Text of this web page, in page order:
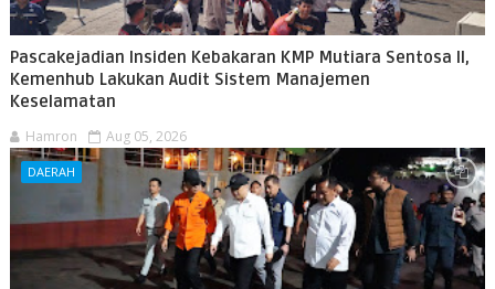
Pascakejadian Insiden Kebakaran KMP Mutiara Sentosa II,
Kemenhub Lakukan Audit Sistem Manajemen
Keselamatan
Hamron Aug 05, 2026
DAERAH